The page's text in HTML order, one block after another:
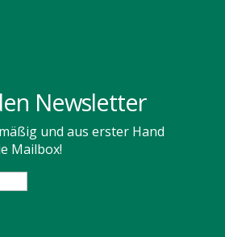
Newsletter
und aus erster Hand
Mailbox!